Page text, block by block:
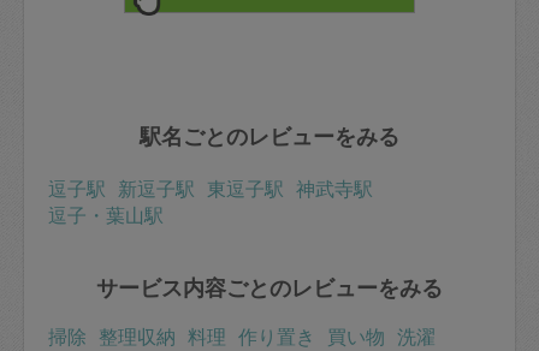
駅名ごとのレビューをみる
逗子駅 新逗子駅 東逗子駅 神武寺駅
逗子・葉山駅
サービス内容ごとのレビューをみる
掃除 整理収納 料理 作り置き 買い物 洗濯